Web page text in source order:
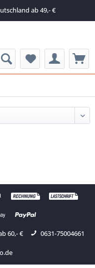
ab 49,- €
60,- € 0631-75004661